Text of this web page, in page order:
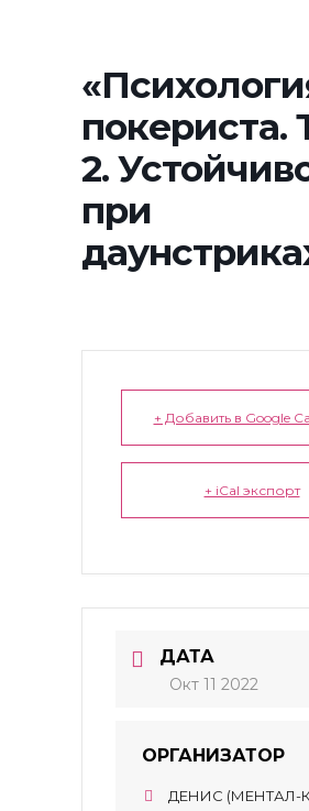
покериста.
2.
при
+ Добавить в Google
+ iCal экспорт
ДАТА
Окт 11 2022
ОРГАНИЗАТОР
ДЕНИС (МЕНТАЛ-